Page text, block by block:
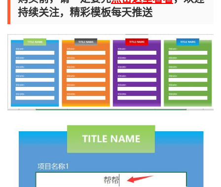
持续关注，精彩模板每天推送